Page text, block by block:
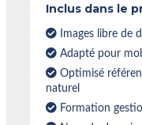
Inclus dans le
Images libre de
Adapté pour
Optimisé
naturel
Formation